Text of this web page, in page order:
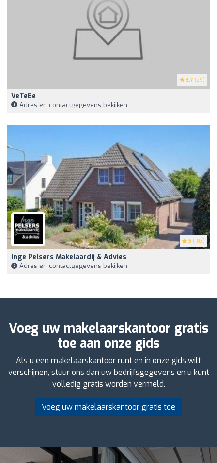
3.7 (29)
VeTeBe
Adres en contactgegevens bekijken
5 (183)
Inge Pelsers Makelaardij & Advies
Adres en contactgegevens bekijken
Voeg uw makelaarskantoor gratis
toe aan onze gids
Als u een makelaarskantoor runt en in onze gids wilt
verschijnen, stuur ons dan uw bedrijfsgegevens en u kunt
volledig gratis worden vermeld.
Voeg uw makelaarskantoor gratis toe